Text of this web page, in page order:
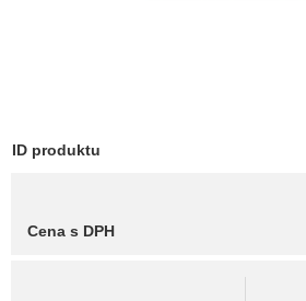
ID produktu
Cena s DPH